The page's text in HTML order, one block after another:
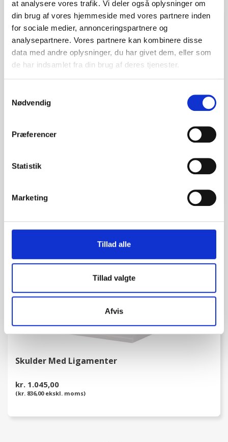
at analysere vores trafik. Vi deler også oplysninger om
din brug af vores hjemmeside med vores partnere inden
for sociale medier, annonceringspartnere og
analysepartnere. Vores partnere kan kombinere disse
data med andre oplysninger, du har givet dem, eller som
de har indsamlet fra din brug af deres tjenester.
Nødvendig
Præferencer
Statistik
Marketing
Tillad alle
Tillad valgte
Afvis
favorite_border
Skulder Med Ligamenter
kr. 1.045,00
(kr. 836,00 ekskl. moms)
favorite_border